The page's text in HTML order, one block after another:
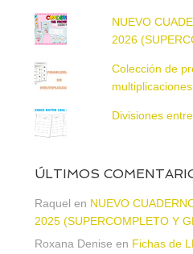
NUEVO
2026
Colección de
multiplicaciones
Divisiones
ÚLTIMOS
Raquel en NUEVO
2025 (SUPERCOMPLETO Y
Roxana Denise en Fichas de